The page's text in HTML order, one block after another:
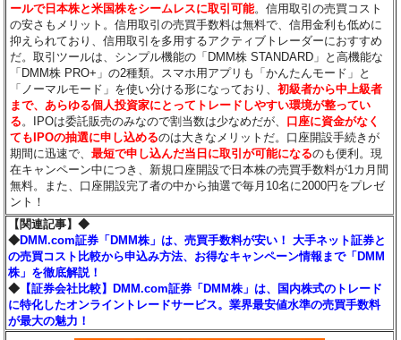
ールで日本株と米国株をシームレスに取引可能。信用取引の売買コスト
の安さもメリット。信用取引の売買手数料は無料で、信用金利も低めに
抑えられており、信用取引を多用するアクティブトレーダーにおすすめ
だ。取引ツールは、シンプル機能の「DMM株 STANDARD」と高機能な
「DMM株 PRO+」の2種類。スマホ用アプリも「かんたんモード」と
「ノーマルモード」を使い分ける形になっており、初級者から中上級者
まで、あらゆる個人投資家にとってトレードしやすい環境が整ってい
る 。IPOは委託販売のみなので割当数は少なめだが、 口座に資金がなく
てもIPOの抽選に申し込めるのは大きなメリットだ。口座開設手続きが
期間に迅速で、最短で申し込んだ当日に取引が可能になるのも便利。現
在キャンペーン中につき、新規口座開設で日本株の売買手数料が1カ月間
無料。また、口座開設完了者の中から抽選で毎月10名に2000円をプレゼ
ント！
【関連記事】◆
◆DMM.com証券「DMM株」は、売買手数料が安い！ 大手ネット証券と
の売買コスト比較から申込み方法、お得なキャンペーン情報まで「DMM
株」を徹底解説！
◆ 【証券会社比較】DMM.com証券「DMM株」は、国内株式のトレード
に特化したオンライントレードサービス。業界最安値水準の売買手数料
が最大の魅力！